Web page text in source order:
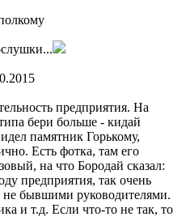
предприятия. На
бери больше - кидай
памятник Горькому,
Есть фотка, там его
на что Бородай сказал:
предприятия, так очень
не бывшими руководителями.
и т.д. Если что-то не так, то